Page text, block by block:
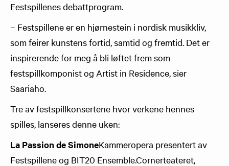
Festspillenes debattprogram.
– Festspillene er en hjørnestein i nordisk musikkliv,
som feirer kunstens fortid, samtid og fremtid. Det er
inspirerende for meg å bli løftet frem som
festspillkomponist og Artist in Residence, sier
Saariaho.
Tre av festspillkonsertene hvor verkene hennes
spilles, lanseres denne uken:
La Passion de SimoneKammeropera presentert av
Festspillene og BIT20 Ensemble.Cornerteateret,